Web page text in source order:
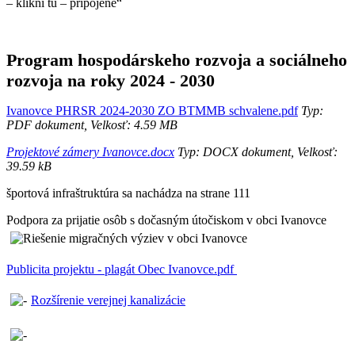
– klikni tu – pripojené“
Program hospodárskeho rozvoja a sociálneho
rozvoja na roky 2024 - 2030
Ivanovce PHRSR 2024-2030 ZO BTMMB schvalene.pdfTyp:
PDF dokument, Velkosť: 4.59 MB
Projektové zámery Ivanovce.docx Typ: DOCX dokument, Velkosť:
39.59 kB
športová infraštruktúra sa nachádza na strane 111
Podpora za prijatie osôb s dočasným útočiskom v obci Ivanovce
Publicita projektu - plagát Obec Ivanovce.pdf
Rozšírenie verejnej kanalizácie